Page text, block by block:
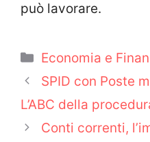
può lavorare.
Categorie
Economia e
SPID con Poste
L’ABC della
Conti correnti,